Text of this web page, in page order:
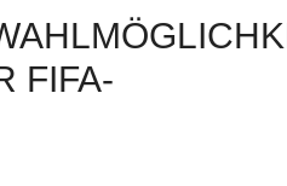
FIFA-